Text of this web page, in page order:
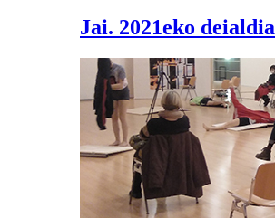
Jai. 2021eko deialdia